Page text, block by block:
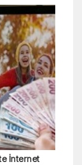
İnternet